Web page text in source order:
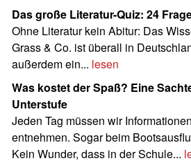
Das große Literatur-Quiz: 24
Ohne Literatur kein Abitur: Das
Grass & Co. ist überall in
außerdem ein... lesen
Was kostet der Spaß? Eine Sachtext-Übung für die
Unterstufe
Jeden Tag müssen wir
entnehmen. Sogar beim
Kein Wunder, dass in der Schule...